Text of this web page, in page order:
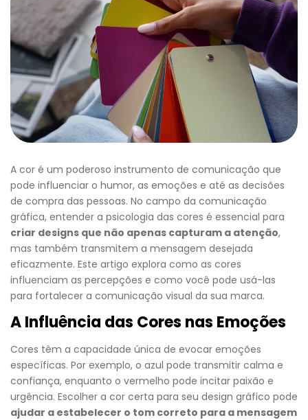
A cor é um poderoso instrumento de comunicação que
pode influenciar o humor, as emoções e até as decisões
de compra das pessoas. No campo da comunicação
gráfica, entender a psicologia das cores é essencial para
criar designs que não apenas capturam a atenção,
mas também transmitem a mensagem desejada
eficazmente. Este artigo explora como as cores
influenciam as percepções e como você pode usá-las
para fortalecer a comunicação visual da sua marca.
A Influência das Cores nas Emoções
Cores têm a capacidade única de evocar emoções
específicas. Por exemplo, o azul pode transmitir calma e
confiança, enquanto o vermelho pode incitar paixão e
urgência. Escolher a cor certa para seu design gráfico pode
ajudar a estabelecer o tom correto para a mensagem